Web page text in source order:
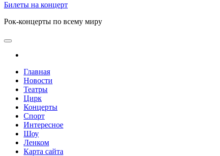
Билеты на концерт
Рок-концерты по всему миру
Главная
Новости
Театры
Цирк
Концерты
Спорт
Интересное
Шоу
Ленком
Карта сайта